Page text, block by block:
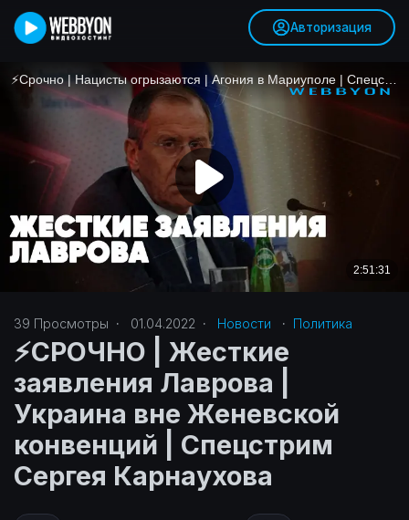
Авторизация
39 Просмотры · 01.04.2022 · Новости · Политика‎
⚡️СРОЧНО | Жесткие
заявления Лаврова |
Украина вне Женевской
конвенций | Спецстрим
Сергея Карнаухова